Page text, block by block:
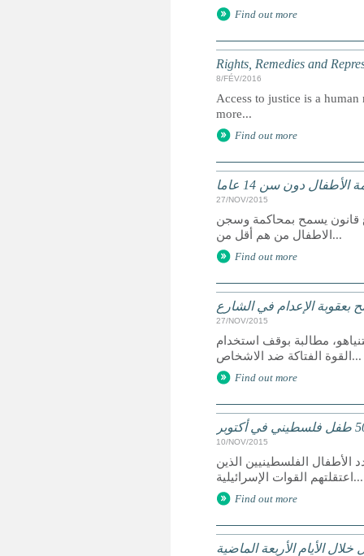
Find out more
Rights, Remedies and
8/FÉV/2016
Access to justice is a
more...
Find out more
دون سن 14 عاما
27/NOV/2015
قانون يسمح بمحاكمة وسجن
الاطفال من هم أقل من...
Find out more
بعقوبة الإعدام في الشارع
27/NOV/2015
مطالبة بوقف استخدام
القوة الفتاكة ضد الاشخاص...
Find out more
10/NOV/2015
الفلسطينيين الذين
اعتقلتهم القوات الإسرائيلية...
Find out more
الأيام الأربعة الماضية